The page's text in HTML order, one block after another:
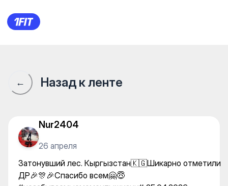
Затонувший лес.
← Назад к ленте
Nur2404
26 апреля
Затонувший лес. Кыргызстан🇰🇬Шикарно отметили
ДР🎉🎊🎉Спасибо всем🤗😇